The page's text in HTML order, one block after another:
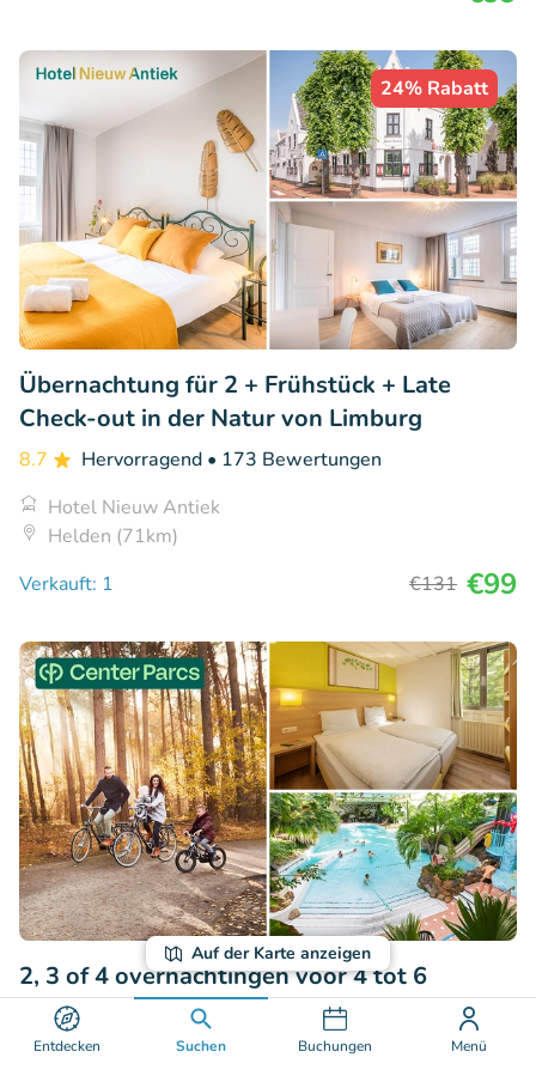
Entdecken Suchen Buchungen Menü
Auf der Karte anzeigen
24% Rabatt
Übernachtung für 2 + Frühstück + Late
Check-out in der Natur von Limburg
8.7 Hervorragend • 173 Bewertungen
Hotel Nieuw Antiek
Helden (71km)
Verkauft: 1
€131 €99
2, 3 of 4 overnachtingen voor 4 tot 6
personen in Center Parcs Limburgse Peel
8.8 Hervorragend• 270 Bewertungen